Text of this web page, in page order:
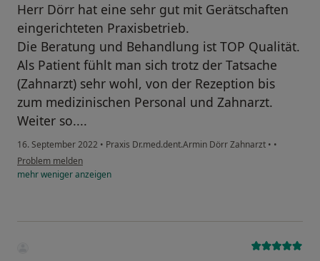
Herr Dörr hat eine sehr gut mit Gerätschaften
eingerichteten Praxisbetrieb.
Die Beratung und Behandlung ist TOP Qualität.
Als Patient fühlt man sich trotz der Tatsache
(Zahnarzt) sehr wohl, von der Rezeption bis
zum medizinischen Personal und Zahnarzt.
Weiter so....
16. September 2022 • Praxis Dr.med.dent.Armin Dörr Zahnarzt • •
Problem melden
mehrwenigeranzeigen